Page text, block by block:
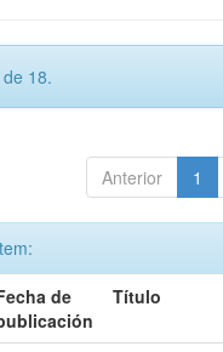
18.
Anterior 1
de
Título